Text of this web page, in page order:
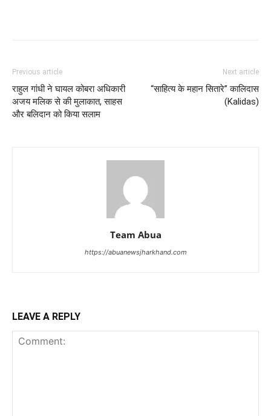
Previous article
राहुल गांधी ने घायल कोबरा अधिकारी
अजय मलिक से की मुलाकात, साहस
और बलिदान को किया सलाम
Next article
“साहित्य के महान सितारे” कालिदास
(Kalidas)
Team Abua
https://abuanewsjharkhand.com
LEAVE A REPLY